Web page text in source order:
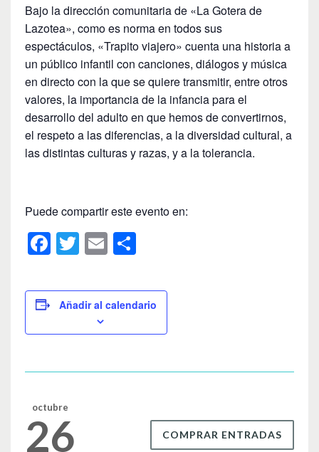
Bajo la dirección comunitaria de «La Gotera de
Lazotea», como es norma en todos sus
espectáculos, «Trapito viajero» cuenta una historia a
un público infantil con canciones, diálogos y música
en directo con la que se quiere transmitir, entre otros
valores, la importancia de la infancia para el
desarrollo del adulto en que hemos de convertirnos,
el respeto a las diferencias, a la diversidad cultural, a
las distintas culturas y razas, y a la tolerancia.
Puede compartir este evento en:
F
a
c
e
b
o
k
T
wi
tt
er
E
m
ailm
p
ar
Añadir al calendario
octubre
26 COMPRAR ENTRADAS